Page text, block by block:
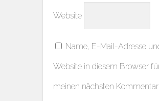
Website
Name, E-Mail-Adresse
Website in diesem Browser
meinen nächsten Kommentar